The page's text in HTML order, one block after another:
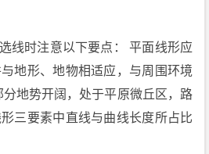
线时注意以下要点： 平面线形应
地形、地物相适应，与周围环境
地势开阔，处于平原微丘区，路
三要素中直线与曲线长度所占比